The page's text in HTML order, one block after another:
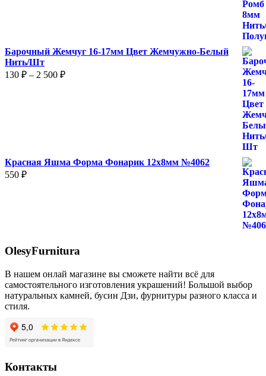
Барочный Жемчуг 16-17мм Цвет Жемчужно-Белый
Нить/Шт
130 ₽ – 2 500 ₽Диапазон
Красная Яшма Форма Фонарик 12x8мм №4062
550 ₽
OlesyFurnitura
В нашем онлай магазине вы сможете найти всё для
самостоятельного изготовления украшений! Большой выбор
натуральных камней, бусин Дзи, фурнитуры разного класса и
стиля.
Контакты